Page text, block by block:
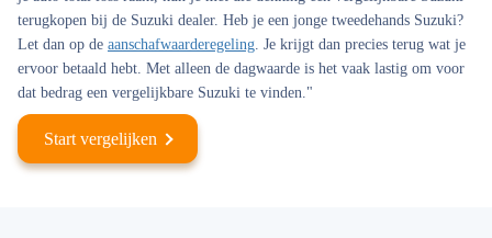
terugkopen bij de Suzuki dealer. Heb je een jonge tweedehands Suzuki?
Let dan op de aanschafwaarderegeling. Je krijgt dan precies terug wat je
ervoor betaald hebt. Met alleen de dagwaarde is het vaak lastig om voor
dat bedrag een vergelijkbare Suzuki te vinden."
Start vergelijken